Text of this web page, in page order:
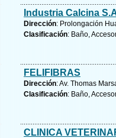
Industria Calcina
Dirección: Prolongación
Clasificación: Baño,
FELIFIBRAS
Dirección: Av. Thomas
Clasificación: Baño,
CLINICA